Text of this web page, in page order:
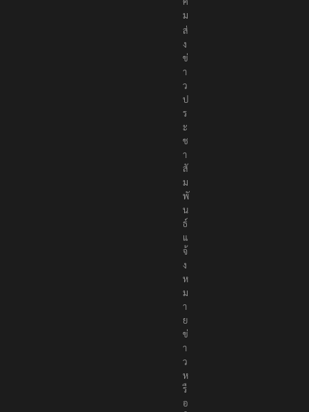
สั
ง
ค
ม
ส่
ง
ข่
า
ว
ป
ร
ะ
ช
า
สั
ม
พั
น
ธ์
แ
จ้
ง
ห
ม
า
ย
ข่
า
ว
ห